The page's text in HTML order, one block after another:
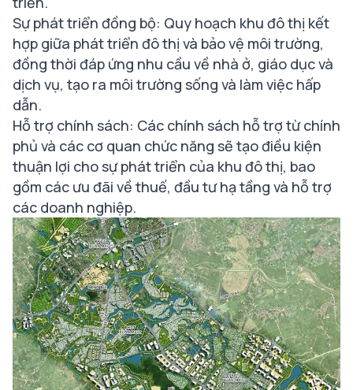
Sự phát triển đồng bộ: Quy hoạch khu đô thị kết
hợp giữa phát triển đô thị và bảo vệ môi trường,
đồng thời đáp ứng nhu cầu về nhà ở, giáo dục và
dịch vụ, tạo ra môi trường sống và làm việc hấp
dẫn.
Hỗ trợ chính sách: Các chính sách hỗ trợ từ chính
phủ và các cơ quan chức năng sẽ tạo điều kiện
thuận lợi cho sự phát triển của khu đô thị, bao
gồm các ưu đãi về thuế, đầu tư hạ tầng và hỗ trợ
các doanh nghiệp.